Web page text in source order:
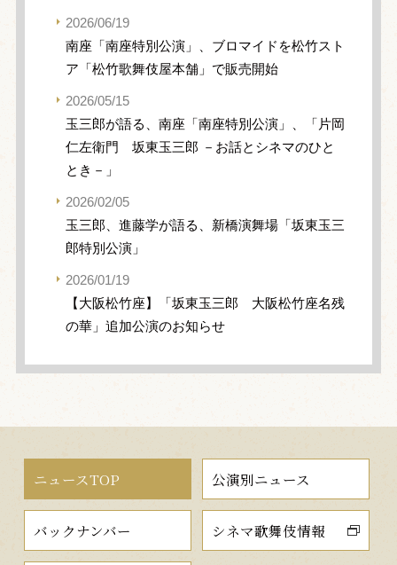
2026/06/19
南座「南座特別公演」、ブロマイドを松竹スト
ア「松竹歌舞伎屋本舗」で販売開始
2026/05/15
玉三郎が語る、南座「南座特別公演」、「片岡
仁左衛門 坂東玉三郎 －お話とシネマのひと
とき－」
2026/02/05
玉三郎、進藤学が語る、新橋演舞場「坂東玉三
郎特別公演」
2026/01/19
【大阪松竹座】「坂東玉三郎 大阪松竹座名残
の華」追加公演のお知らせ
ニュースTOP 公演別ニュース
バックナンバー シネマ歌舞伎情報